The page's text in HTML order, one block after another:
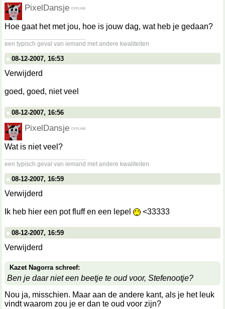
PixelDansje
Hoe gaat het met jou, hoe is jouw dag, wat heb je gedaan?
een typisch geval van iemand met andere kwaliteiten
08-12-2007, 16:53
Verwijderd
goed, goed, niet veel
08-12-2007, 16:56
PixelDansje
Wat is niet veel?
een typisch geval van iemand met andere kwaliteiten
08-12-2007, 16:59
Verwijderd
Ik heb hier een pot fluff en een lepel <33333
08-12-2007, 16:59
Verwijderd
Kazet Nagorra schreef:
Ben je daar niet een beetje te oud voor, Stefenootje?
Nou ja, misschien. Maar aan de andere kant, als je het leuk
vindt waarom zou je er dan te oud voor zijn?